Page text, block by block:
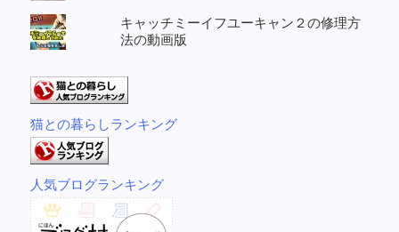
キャッチミーイフユーキャン２の修理方
法の動画版
猫との暮らしランキング
人気ブログランキング